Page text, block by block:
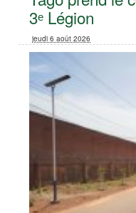
3ᵉ Légion
jeudi 6 août 2026